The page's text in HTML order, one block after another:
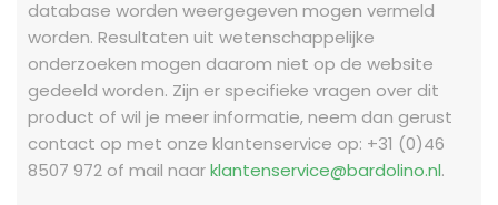
database worden weergegeven mogen vermeld
worden. Resultaten uit wetenschappelijke
onderzoeken mogen daarom niet op de website
gedeeld worden. Zijn er specifieke vragen over dit
product of wil je meer informatie, neem dan gerust
contact op met onze klantenservice op: +31 (0)46
8507 972 of mail naarklantenservice@bardolino.nl.